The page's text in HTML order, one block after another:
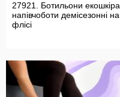
27921. Ботильони екошкіра,
напівчоботи демісезонні на
флісі